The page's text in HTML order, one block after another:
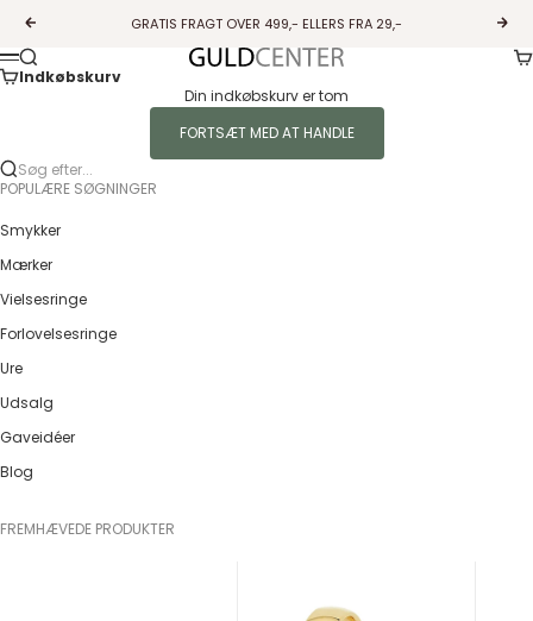
Forrige
GRATIS FRAGT OVER 499,- ELLERS FRA 29,-
Guldcenter
Menu
Søg
Indkøbskurv
Din indkøbskurv er tom
FORTSÆT MED AT HANDLE
Søg efter...
POPULÆRE SØGNINGER
Smykker
Mærker
Vielsesringe
Forlovelsesringe
Ure
Udsalg
Gaveidéer
Blog
FREMHÆVEDE PRODUKTER